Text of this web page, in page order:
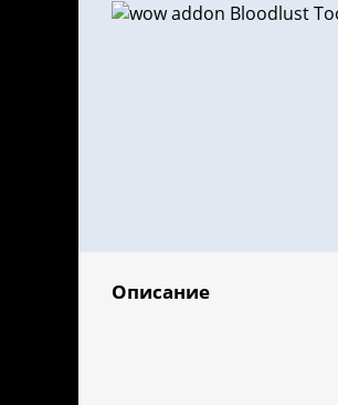
Описание